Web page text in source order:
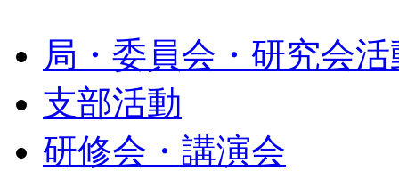
局・委員会・研究会
支部活動
研修会・講演会